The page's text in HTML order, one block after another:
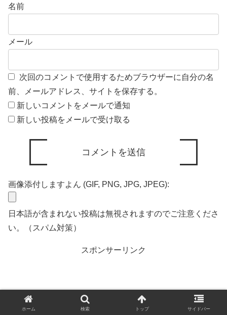
名前
メール
次回のコメントで使用するためブラウザーに自分の名
前、メールアドレス、サイトを保存する。
新しいコメントをメールで通知
新しい投稿をメールで受け取る
画像添付しますよん (GIF, PNG, JPG, JPEG):
日本語が含まれない投稿は無視されますのでご注意くださ
い。（スパム対策）
スポンサーリンク
ホーム 検索 トップ サイドバー